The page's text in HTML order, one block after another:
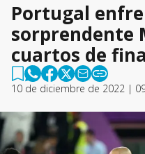
Portugal
sorprendente
cuartos de
10 de diciembre de 2022 |